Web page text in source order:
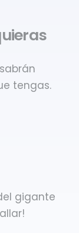
tengas.
gigante